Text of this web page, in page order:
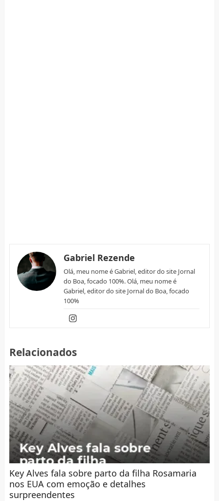
Gabriel Rezende
Olá, meu nome é Gabriel, editor do site Jornal
do Boa, focado 100%. Olá, meu nome é
Gabriel, editor do site Jornal do Boa, focado
100%
Relacionados
Key Alves fala sobre parto da filha Rosamaria
nos EUA com emoção e detalhes
surpreendentes